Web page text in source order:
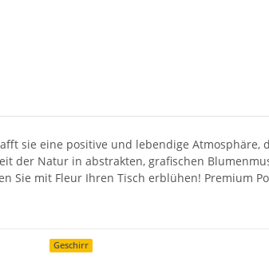
sie eine positive und lebendige Atmosphäre,
der Natur in abstrakten, grafischen
Sie mit Fleur Ihren Tisch erblühen! Premium
Geschirr